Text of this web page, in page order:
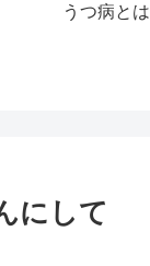
うつ病とは
にして